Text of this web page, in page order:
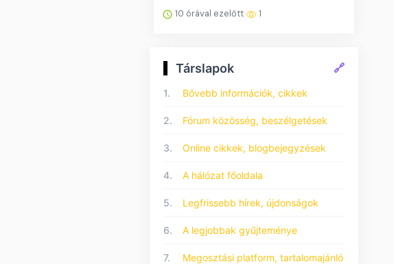
10 órával ezelőtt 1
Társlapok 🔗
1. Bővebb információk, cikkek
2. Fórum közösség, beszélgetések
3. Online cikkek, blogbejegyzések
4. A hálózat főoldala
5. Legfrissebb hírek, újdonságok
6. A legjobbak gyűjteménye
7. Megosztási platform, tartalomajánló